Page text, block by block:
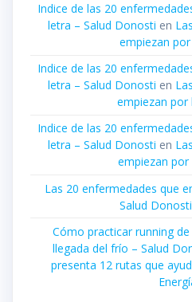
Indice de las 20
letra – Salud Donosti en
empiezan
Indice de las 20
letra – Salud Donosti en
empiezan por
Indice de las 20
letra – Salud Donosti en
empiezan por
Las 20 enfermedades que
Salud Donosti
Cómo practicar running
llegada del frío – Salud
presenta 12 rutas que